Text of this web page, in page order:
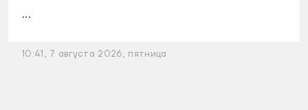
...
10:41, 7 августа 2026, пятница